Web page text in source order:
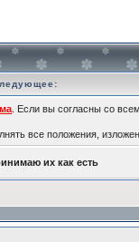
. Если вы согласны со
все положения,
их как есть